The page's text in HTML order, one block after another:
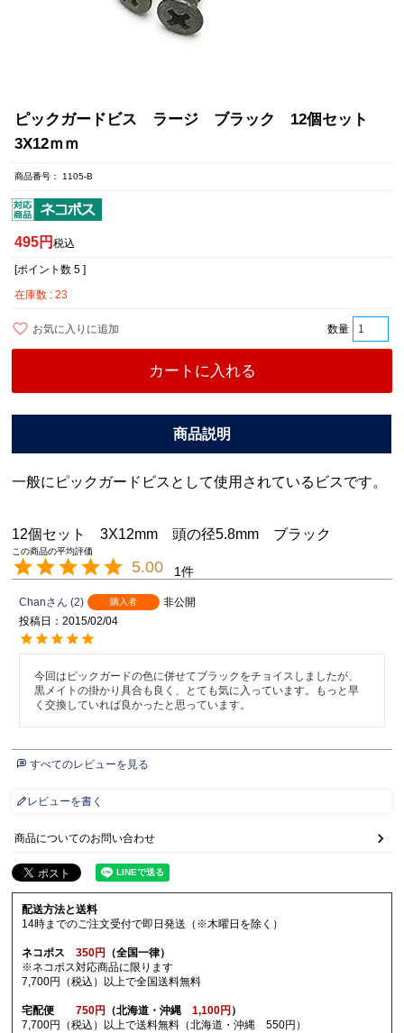
ピックガードビス ラージ ブラック 12個セット
3X12ｍｍ
商品番号 1105-B
495 税込
[ポイント数 5 ]
在庫数
23
お気に入りに追加
カートに入れる
一般にピックガードビスとして使用されているビスです。
12個セット 3X12mm 頭の径5.8mm ブラック
5.00 1
Chan 2 購入者
非公開
投稿日
2015/02/04
今回はピックガードの色に併せてブラックをチョイスしましたが、
黒メイトの掛かり具合も良く、とても気に入っています。もっと早
く交換していれば良かったと思っています。
すべてのレビューを見る
レビューを書く
商品についてのお問い合わせ
配送方法と送料
14時までのご注文受付で即日発送（※木曜日を除く）
ネコポス350円
（全国一律）
※ネコポス対応商品に限ります
7,700円（税込）以上で全国送料無料
宅配便750円 （北海道・沖縄1,100円 ）
7,700円（税込）以上で送料無料（北海道・沖縄 550円）